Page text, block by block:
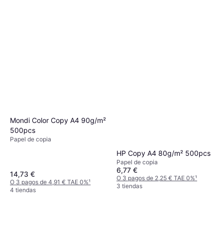
Mondi Color Copy A4 90g/m²
500pcs
Papel de copia
14,73 €
O 3 pagos de 4,91 € TAE 0%¹
4 tiendas
HP Copy A4 80g/m² 500pcs
Papel de copia
6,77 €
O 3 pagos de 2,25 € TAE 0%¹
3 tiendas